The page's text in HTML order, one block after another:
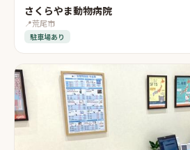
さくらやま動物病院
📍荒尾市
駐車場あり